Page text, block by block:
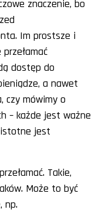
znaczenie, bo
Im prostsze i
dostęp do
a nawet
czy mówimy o
– każde jest ważne
jest
Takie,
Może to być
np.